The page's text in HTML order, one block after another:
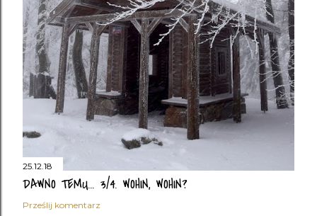
25.12.18
DAWNO TEMU... 3/4. WOHIN, WOHIN?
Prześlij komentarz